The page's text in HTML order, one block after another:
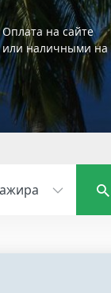
Оплата на сайте
или наличными на